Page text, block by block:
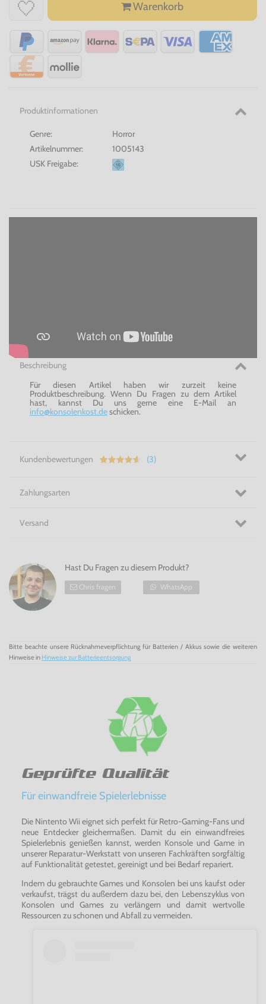
Warenkorb
Produktinformationen
Genre:
Horror
Artikelnummer:
1005143
USK Freigabe:
Beschreibung
Für diesen Artikel haben wir zurzeit keine
Produktbeschreibung. Wenn Du Fragen zu dem Artikel
hast, kannst Du uns gerne eine E-Mail an
info@konsolenkost.deschicken.
Kundenbewertungen (3)
Zahlungsarten
Versand
Hast Du Fragen zu diesem Produkt?
Chris fragen WhatsApp
Bitte beachte unsere Rücknahmeverpflichtung für Batterien / Akkus sowie die weiteren
Hinweise in Hinweise zur Batterieentsorgung
Geprüfte Qualität
Für einwandfreie Spielerlebnisse
Die Nintento Wii eignet sich perfekt für Retro-Gaming-Fans und
neue Entdecker gleichermaßen. Damit du ein einwandfreies
Spielerlebnis genießen kannst, werden Konsole und Game in
unserer Reparatur-Werkstatt von unseren Fachkräften sorgfältig
auf Funktionalität getestet, gereinigt und bei Bedarf repariert.
Indem du gebrauchte Games und Konsolen bei uns kaufst oder
verkaufst, trägst du außerdem dazu bei, den Lebenszyklus von
Konsolen und Games zu verlängern und damit wertvolle
Ressourcen zu schonen und Abfall zu vermeiden.